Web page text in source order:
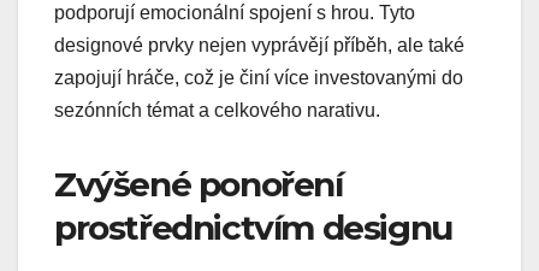
podporují emocionální spojení s hrou. Tyto
designové prvky nejen vyprávějí příběh, ale také
zapojují hráče, což je činí více investovanými do
sezónních témat a celkového narativu.
Zvýšené ponoření
prostřednictvím designu